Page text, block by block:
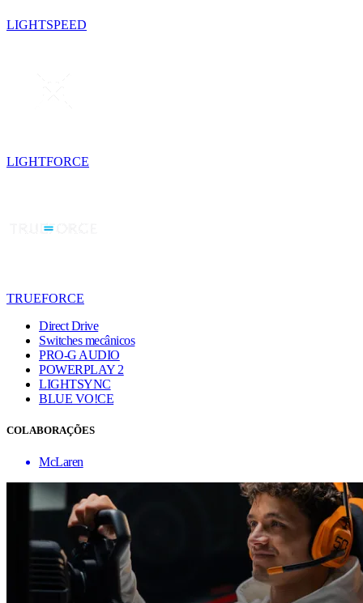
LIGHTSPEED
LIGHTFORCE
TRUEFORCE
Direct Drive
Switches mecânicos
PRO-G AUDIO
POWERPLAY 2
LIGHTSYNC
BLUE VO!CE
COLABORAÇÕES
McLaren